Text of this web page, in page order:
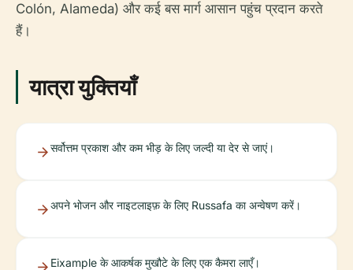
Colón, Alameda) और कई बस मार्ग आसान पहुंच प्रदान करते
हैं।
यात्रा युक्तियाँ
सर्वोत्तम प्रकाश और कम भीड़ के लिए जल्दी या देर से जाएं।
अपने भोजन और नाइटलाइफ़ के लिए Russafa का अन्वेषण करें।
Eixample के आकर्षक मुखौटे के लिए एक कैमरा लाएँ।